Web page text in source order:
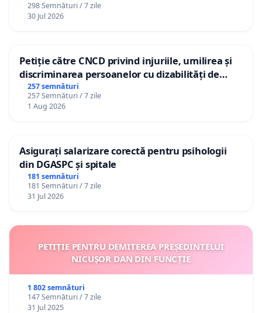
298 Semnături / 7 zile
30 Jul 2026
Petiție către CNCD privind injuriile, umilirea și
discriminarea persoanelor cu dizabilități de
către utilizatorul TikTok „Gorici”
257 semnături
257 Semnături / 7 zile
1 Aug 2026
Asigurați salarizare corectă pentru psihologii
din DGASPC și spitale
181 semnături
181 Semnături / 7 zile
31 Jul 2026
PETIȚIE PENTRU DEMITEREA PREȘEDINTELUI
NICUȘOR DAN DIN FUNCȚIE
1 802 semnături
147 Semnături / 7 zile
31 Jul 2025